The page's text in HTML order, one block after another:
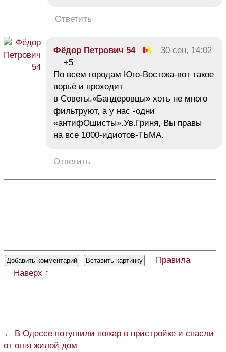
Ответить
Фёдор Петрович 54
30 сен, 14:02
+5
По всем городам Юго-Востока-вот такое
ворьё и проходит
в Советы.«Бандеровцы» хоть не много
фильтруют, а у нас -одни
«антифОшисты».Ув.Гриня, Вы правы
на все 1000-идиотов-ТЬМА.
Ответить
Правила
Наверх ↑
← В Одессе потушили пожар в пристройке и спасли
от огня жилой дом